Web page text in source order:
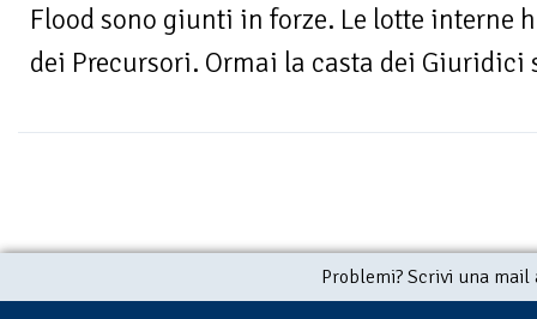
Flood sono giunti in forze. Le lotte interne
dei Precursori. Ormai la casta dei Giuridici
Problemi? Scrivi una